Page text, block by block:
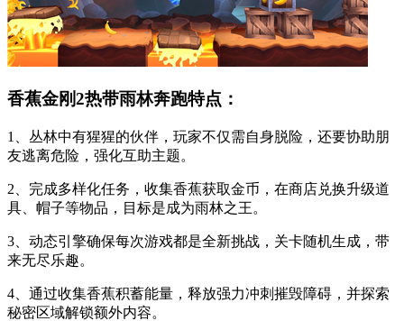
香蕉金刚2热带雨林奔跑特点：
1、丛林中有猩猩的伙伴，玩家不仅需自身脱险，还要协助朋
友逃离危险，强化互助主题。
2、完成多样化任务，收集香蕉获取金币，在商店兑换升级道
具、帽子等物品，目标是成为雨林之王。
3、动态引擎确保每次游戏都是全新挑战，关卡随机生成，带
来无尽乐趣。
4、通过收集香蕉积蓄能量，释放强力冲刺摧毁障碍，并探索
秘密区域解锁额外内容。